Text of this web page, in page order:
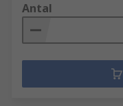
Antal